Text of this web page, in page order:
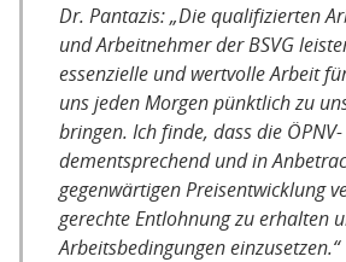
Dr. Pantazis: „Die qualifizierten
und Arbeitnehmer der BSVG
essenzielle und wertvolle Arbeit
uns jeden Morgen pünktlich zu
bringen. Ich finde, dass die
dementsprechend und in
gegenwärtigen Preisentwicklung
gerechte Entlohnung zu erhalten
Arbeitsbedingungen einzusetzen.“